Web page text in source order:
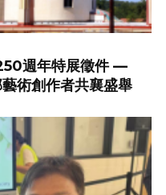
週年特展徵件 —
術創作者共襄盛舉